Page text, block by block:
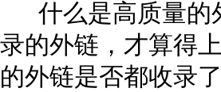
什么是高质量的
录的外链，才算得
的外链是否都收录